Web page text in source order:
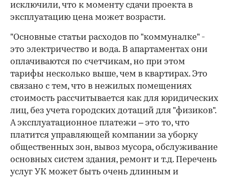
исключили, что к моменту сдачи проекта в
эксплуатацию цена может возрасти.
"Основные статьи расходов по "коммуналке" -
это электричество и вода. В апартаментах они
оплачиваются по счетчикам, но при этом
тарифы несколько выше, чем в квартирах. Это
связано с тем, что в нежилых помещениях
стоимость рассчитывается как для юридических
лиц, без учета городских дотаций для "физиков".
А эксплуатационное платежи – это то, что
платится управляющей компании за уборку
общественных зон, вывоз мусора, обслуживание
основных систем здания, ремонт и т.д. Перечень
услуг УК может быть очень длинным и